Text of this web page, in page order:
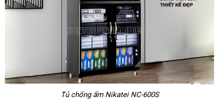
Tủ chống ẩm Nikatei NC-600S